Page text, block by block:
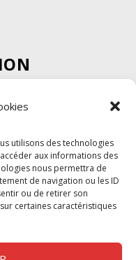
utilisons des technologies
aux informations des
nous permettra de
de navigation ou les ID
ou de retirer son
certaines caractéristiques